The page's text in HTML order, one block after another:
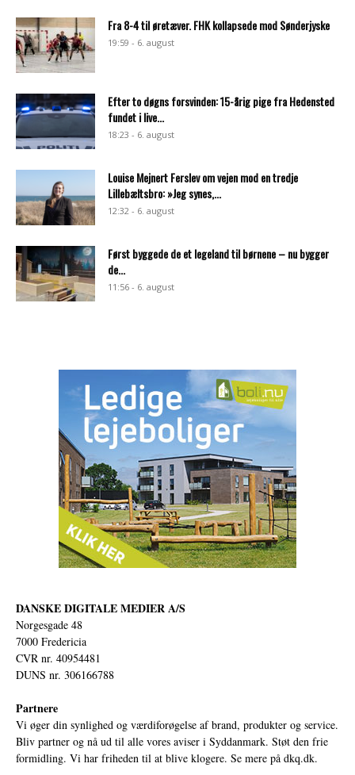
Fra 8-4 til øretæver. FHK kollapsede mod Sønderjyske
19:59 - 6. august
Efter to døgns forsvinden: 15-årig pige fra Hedensted
fundet i live...
18:23 - 6. august
Louise Mejnert Ferslev om vejen mod en tredje
Lillebæltsbro: »Jeg synes,...
12:32 - 6. august
Først byggede de et legeland til børnene – nu bygger
de...
11:56 - 6. august
DANSKE DIGITALE MEDIER A/S
Norgesgade 48
7000 Fredericia
CVR nr. 40954481
DUNS nr. 306166788
Partnere
Vi øger din synlighed og værdiforøgelse af brand, produkter og service.
Bliv partner og nå ud til alle vores aviser i Syddanmark. Støt den frie
formidling. Vi har friheden til at blive klogere. Se mere på dkq.dk.